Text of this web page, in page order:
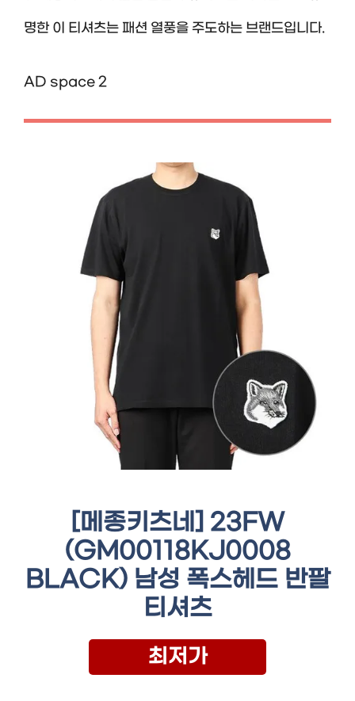
명한 이 티셔츠는 패션 열풍을 주도하는 브랜드입니다.
AD space 2
[메종키츠네] 23FW
(GM00118KJ0008
BLACK) 남성 폭스헤드 반팔
티셔츠
최저가